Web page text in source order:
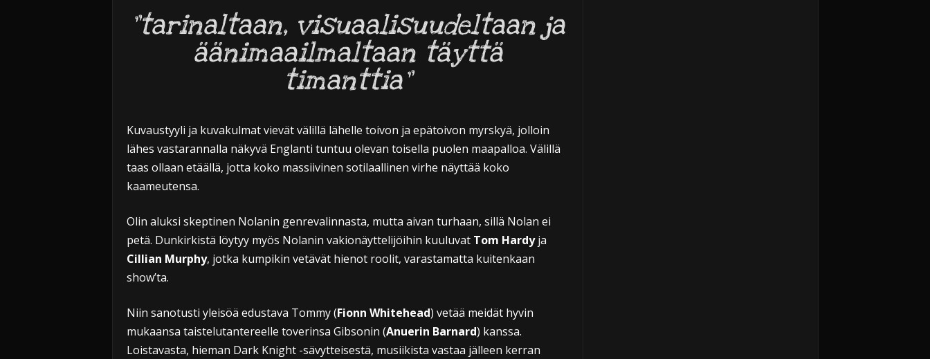
”tarinaltaan, visuaalisuudeltaan ja
äänimaailmaltaan täyttä
timanttia”
Kuvaustyyli ja kuvakulmat vievät välillä lähelle toivon ja epätoivon myrskyä, jolloin
lähes vastarannalla näkyvä Englanti tuntuu olevan toisella puolen maapalloa. Välillä
taas ollaan etäällä, jotta koko massiivinen sotilaallinen virhe näyttää koko
kaameutensa.
Olin aluksi skeptinen Nolanin genrevalinnasta, mutta aivan turhaan, sillä Nolan ei
petä. Dunkirkistä löytyy myös Nolanin vakionäyttelijöihin kuuluvat Tom Hardyja
Cillian Murphy, jotka kumpikin vetävät hienot roolit, varastamatta kuitenkaan
show’ta.
Niin sanotusti yleisöä edustava Tommy (Fionn Whitehead) vetää meidät hyvin
mukaansa taistelutantereelle toverinsa Gibsonin (Anuerin Barnard) kanssa.
Loistavasta, hieman Dark Knight -sävytteisestä, musiikista vastaa jälleen kerran